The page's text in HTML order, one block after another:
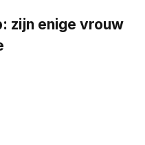
zijn enige vrouw